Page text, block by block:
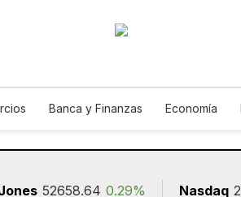
Banca y Finanzas Economía
52658.64 0.29% Nasdaq